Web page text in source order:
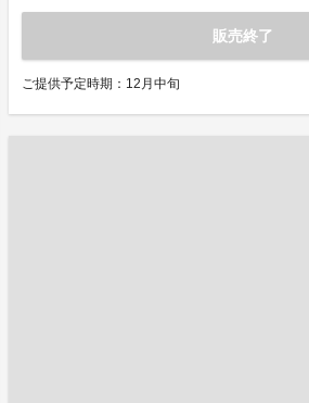
販売終了
ご提供予定時期：12月中旬